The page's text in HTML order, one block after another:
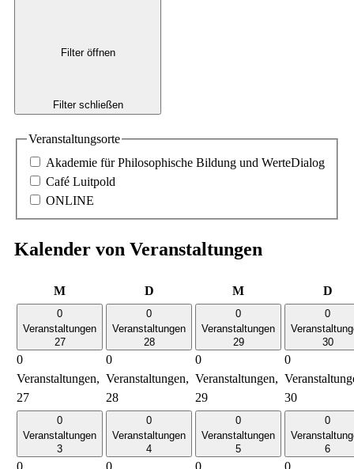
Filter öffnen
Filter schließen
Veranstaltungsorte
Akademie für Philosophische Bildung und WerteDialog
Café Luitpold
ONLINE
Kalender von Veranstaltungen
MMontag DDienstag MMittwoch D
0
Veranstaltungen
27
0
Veranstaltungen,
27
0
Veranstaltungen
28
0
Veranstaltungen,
28
0
Veranstaltungen
29
0
Veranstaltungen,
29
0
30
0
30
0
Veranstaltungen
3
0
Veranstaltungen
4
0
Veranstaltungen
5
0
6